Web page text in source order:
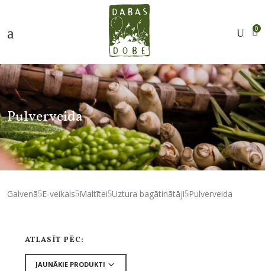
0
Pulverveida
Galvenā E-veikals Maltītei Uztura bagātinātāji Pulverveida
ATLASĪT PĒC: